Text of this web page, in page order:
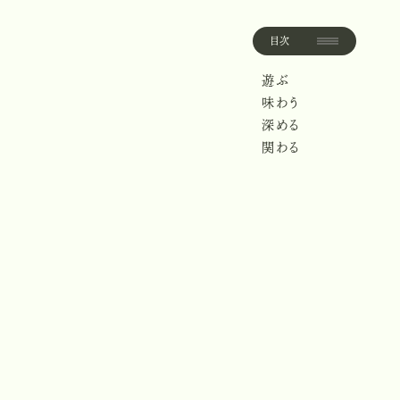
遊ぶ
遊ぶ
味わう
味わう
深める
深める
関わる
関わる
目次
目次